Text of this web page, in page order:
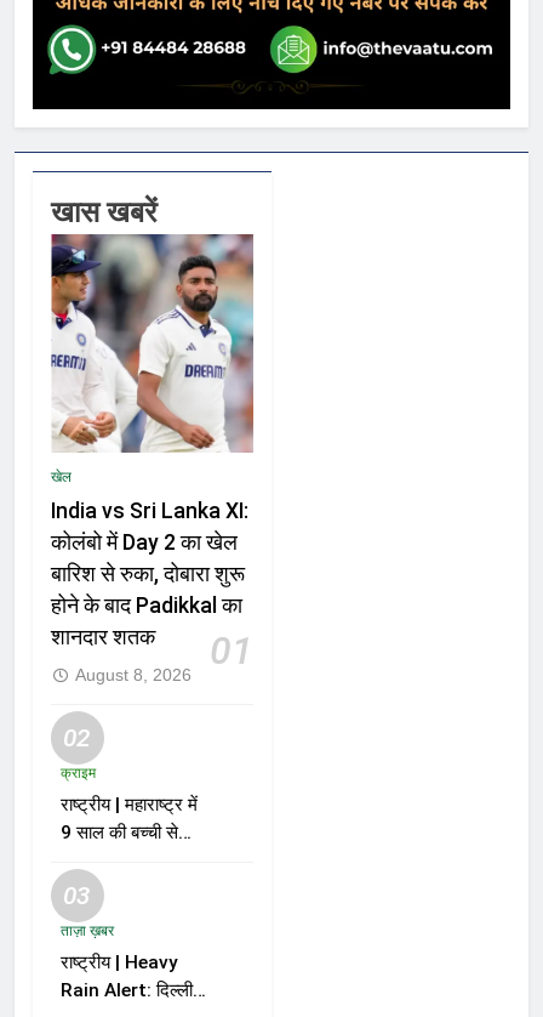
खास खबरें
खेल
India vs Sri Lanka XI:
कोलंबो में Day 2 का खेल
बारिश से रुका, दोबारा शुरू
होने के बाद Padikkal का
शानदार शतक
01
August 8, 2026
02
क्राइम
राष्ट्रीय | महाराष्ट्र में
9 साल की बच्ची से
मामले में आरोपी को मौत
की सजा
03
ताज़ा ख़बर
राष्ट्रीय | Heavy
Rain Alert: दिल्ली-